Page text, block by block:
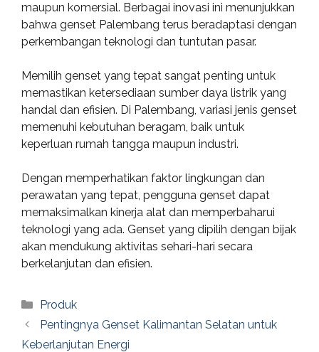
maupun komersial. Berbagai inovasi ini menunjukkan
bahwa genset Palembang terus beradaptasi dengan
perkembangan teknologi dan tuntutan pasar.
Memilih genset yang tepat sangat penting untuk
memastikan ketersediaan sumber daya listrik yang
handal dan efisien. Di Palembang, variasi jenis genset
memenuhi kebutuhan beragam, baik untuk
keperluan rumah tangga maupun industri.
Dengan memperhatikan faktor lingkungan dan
perawatan yang tepat, pengguna genset dapat
memaksimalkan kinerja alat dan memperbaharui
teknologi yang ada. Genset yang dipilih dengan bijak
akan mendukung aktivitas sehari-hari secara
berkelanjutan dan efisien.
Categories
Produk
Pentingnya Genset Kalimantan Selatan untuk
Keberlanjutan Energi